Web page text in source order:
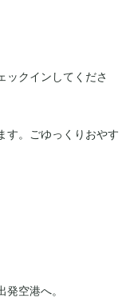
ックインしてくださ
す。ごゆっくりおやす
空港へ。